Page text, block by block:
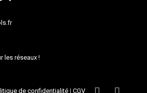
les réseaux !
de confidentialité|CGV